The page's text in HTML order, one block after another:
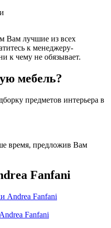
Вам лучшие из всех
к менеджеру-
к чему не обязывает.
мебель?
предметов интерьера в
время, предложив Вам
Fanfani
Fanfani